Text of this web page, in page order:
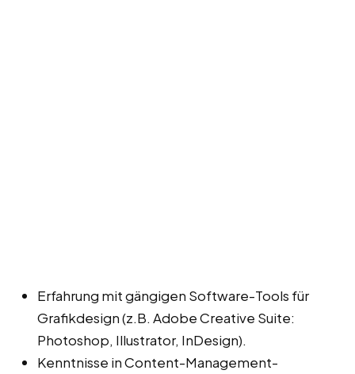
Erfahrung mit gängigen Software-Tools für
Grafikdesign (z.B. Adobe Creative Suite:
Photoshop, Illustrator, InDesign).
Kenntnisse in Content-Management-